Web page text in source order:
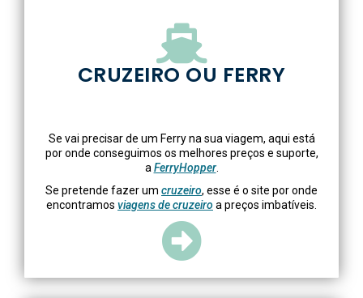
CRUZEIRO OU FERRY
Se vai precisar de um Ferry na sua viagem, aqui está
por onde conseguimos os melhores preços e suporte,
a FerryHopper.
Se pretende fazer um cruzeiro, esse é o site por onde
encontramos viagens de cruzeiroa preços imbatíveis.